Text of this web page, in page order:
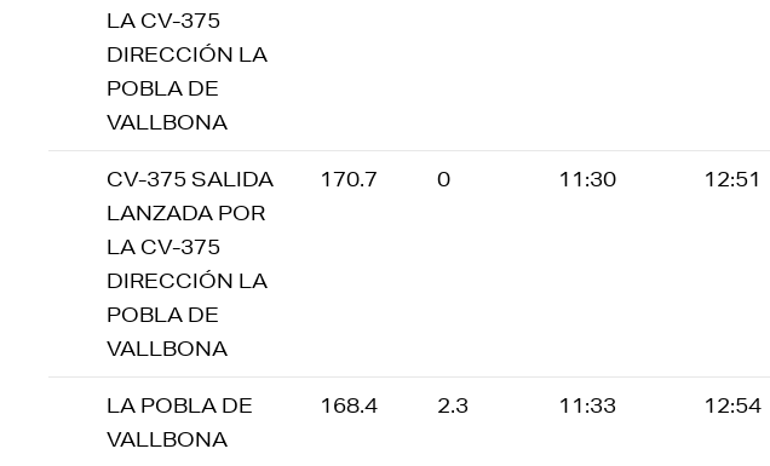
LA CV-375
DIRECCIÓN LA
POBLA DE
VALLBONA
CV-375 SALIDA
LANZADA POR
LA CV-375
DIRECCIÓN LA
POBLA DE
VALLBONA
170.7 0 11:30 12:51
LA POBLA DE
VALLBONA
168.4 2.3 11:33 12:54